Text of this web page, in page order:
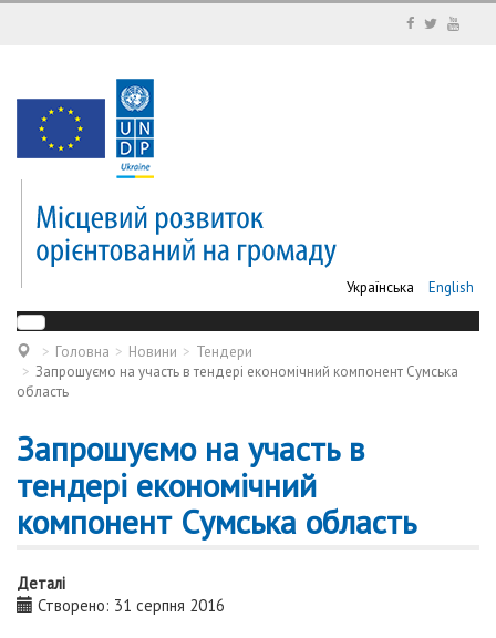
Українська English
Головна Новини
Тендери
Запрошуємо на участь в тендері економічний компонент Сумська
область
Запрошуємо на участь в
тендері економічний
компонент Сумська область
Деталі
Створено: 31 серпня 2016